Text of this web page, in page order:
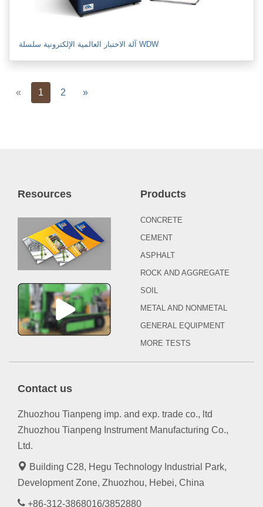
آلة الاختبار العالمية الإلكترونية سلسلة WDW
« Previous
1 2 »Next
Resources Products
CONCRETE
CEMENT
ASPHALT
ROCK AND AGGREGATE
SOIL
METAL AND NONMETAL
GENERAL EQUIPMENT
MORE TESTS
Contact us
Zhuozhou Tianpeng imp. and exp. trade co., ltd
Zhuozhou Tianpeng Instrument Manufacturing Co.,
Ltd.
Building C28, Hegu Technology Industrial Park,
Development Zone, Zhuozhou, Hebei, China
+86-312-3868016/3852880